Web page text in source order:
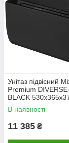
Унітаз підвісний
Premium
BLACK
система змиву
(MP6600)
В наявності
11 385 ₴